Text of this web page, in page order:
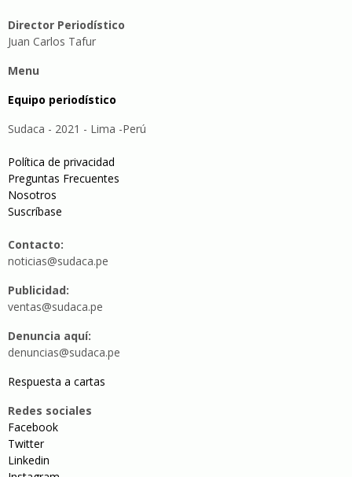
Director Periodístico
Juan Carlos Tafur
Menu
Equipo periodístico
Sudaca - 2021 - Lima -Perú
Política de privacidad
Preguntas Frecuentes
Nosotros
Suscríbase
Contacto:
noticias@sudaca.pe
Publicidad:
ventas@sudaca.pe
Denuncia aquí:
denuncias@sudaca.pe
Respuesta a cartas
Redes sociales
Facebook
Twitter
Linkedin